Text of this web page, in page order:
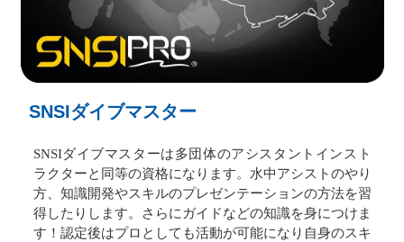
SNSIダイブマスター
SNSIダイブマスターは多団体のアシスタントインスト
ラクターと同等の資格になります。水中アシストのやり
方、知識開発やスキルのプレゼンテーションの方法を習
得したりします。さらにガイドなどの知識を身につけま
す！認定後はプロとしても活動が可能になり自身のスキ